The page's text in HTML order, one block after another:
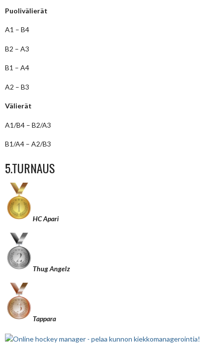
Puolivälierät
A1 – B4
B2 – A3
B1 – A4
A2 – B3
Välierät
A1/B4 – B2/A3
B1/A4 – A2/B3
5.TURNAUS
HC Apari
Thug Angelz
Tappara